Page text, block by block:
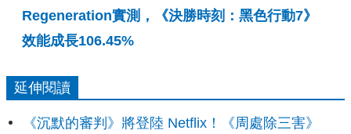
Regeneration實測，《決勝時刻：黑色行動7》
效能成長106.45%
延伸閱讀
《沉默的審判》將登陸 Netflix！《周處除三害》